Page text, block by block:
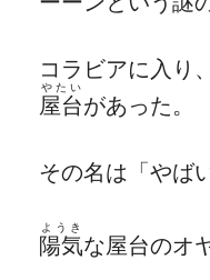
コラビアに入り
屋台
やたい
があった。
その名は「やば
陽気
ようき
な屋台のオ